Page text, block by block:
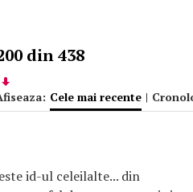
din 438
Cele mai recente |
id-ul celeilalte... din